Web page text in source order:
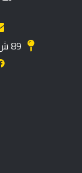
89 ش الوليد بن طلال, الأحياء, الغردقة, مصر